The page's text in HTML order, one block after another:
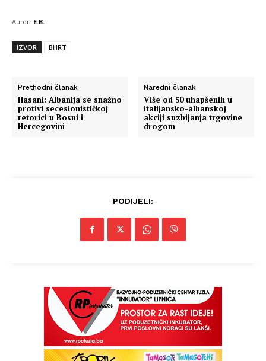
Autor: E.B.
IZVOR BHRT
Prethodni članak
Hasani: Albanija se snažno
protivi secesionističkoj
retorici u Bosni i
Hercegovini
Naredni članak
Više od 50 uhapšenih u
italijansko-albanskoj
akciji suzbijanja trgovine
drogom
PODIJELI: